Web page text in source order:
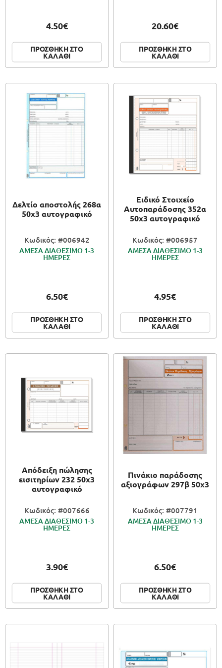
4.50€
ΠΡΟΣΘΗΚΗ ΣΤΟ
ΚΑΛΑΘΙ
20.60€
ΠΡΟΣΘΗΚΗ ΣΤΟ
ΚΑΛΑΘΙ
Δελτίο αποστολής 268α
50x3 αυτογραφικό
Κωδικός: #006942
ΑΜΕΣΑ ΔΙΑΘΕΣΙΜΟ 1-3
ΗΜΕΡΕΣ
6.50€
ΠΡΟΣΘΗΚΗ ΣΤΟ
ΚΑΛΑΘΙ
Ειδικό Στοιχείο
Αυτοπαράδοσης 352α
50x3 αυτογραφικό
Κωδικός: #006957
ΑΜΕΣΑ ΔΙΑΘΕΣΙΜΟ 1-3
ΗΜΕΡΕΣ
4.95€
ΠΡΟΣΘΗΚΗ ΣΤΟ
ΚΑΛΑΘΙ
Απόδειξη πώλησης
εισιτηρίων 232 50x3
αυτογραφικό
Κωδικός: #007666
ΑΜΕΣΑ ΔΙΑΘΕΣΙΜΟ 1-3
ΗΜΕΡΕΣ
3.90€
ΠΡΟΣΘΗΚΗ ΣΤΟ
ΚΑΛΑΘΙ
Πινάκιο παράδοσης
αξιογράφων 297β 50x3
Κωδικός: #007791
ΑΜΕΣΑ ΔΙΑΘΕΣΙΜΟ 1-3
ΗΜΕΡΕΣ
6.50€
ΠΡΟΣΘΗΚΗ ΣΤΟ
ΚΑΛΑΘΙ